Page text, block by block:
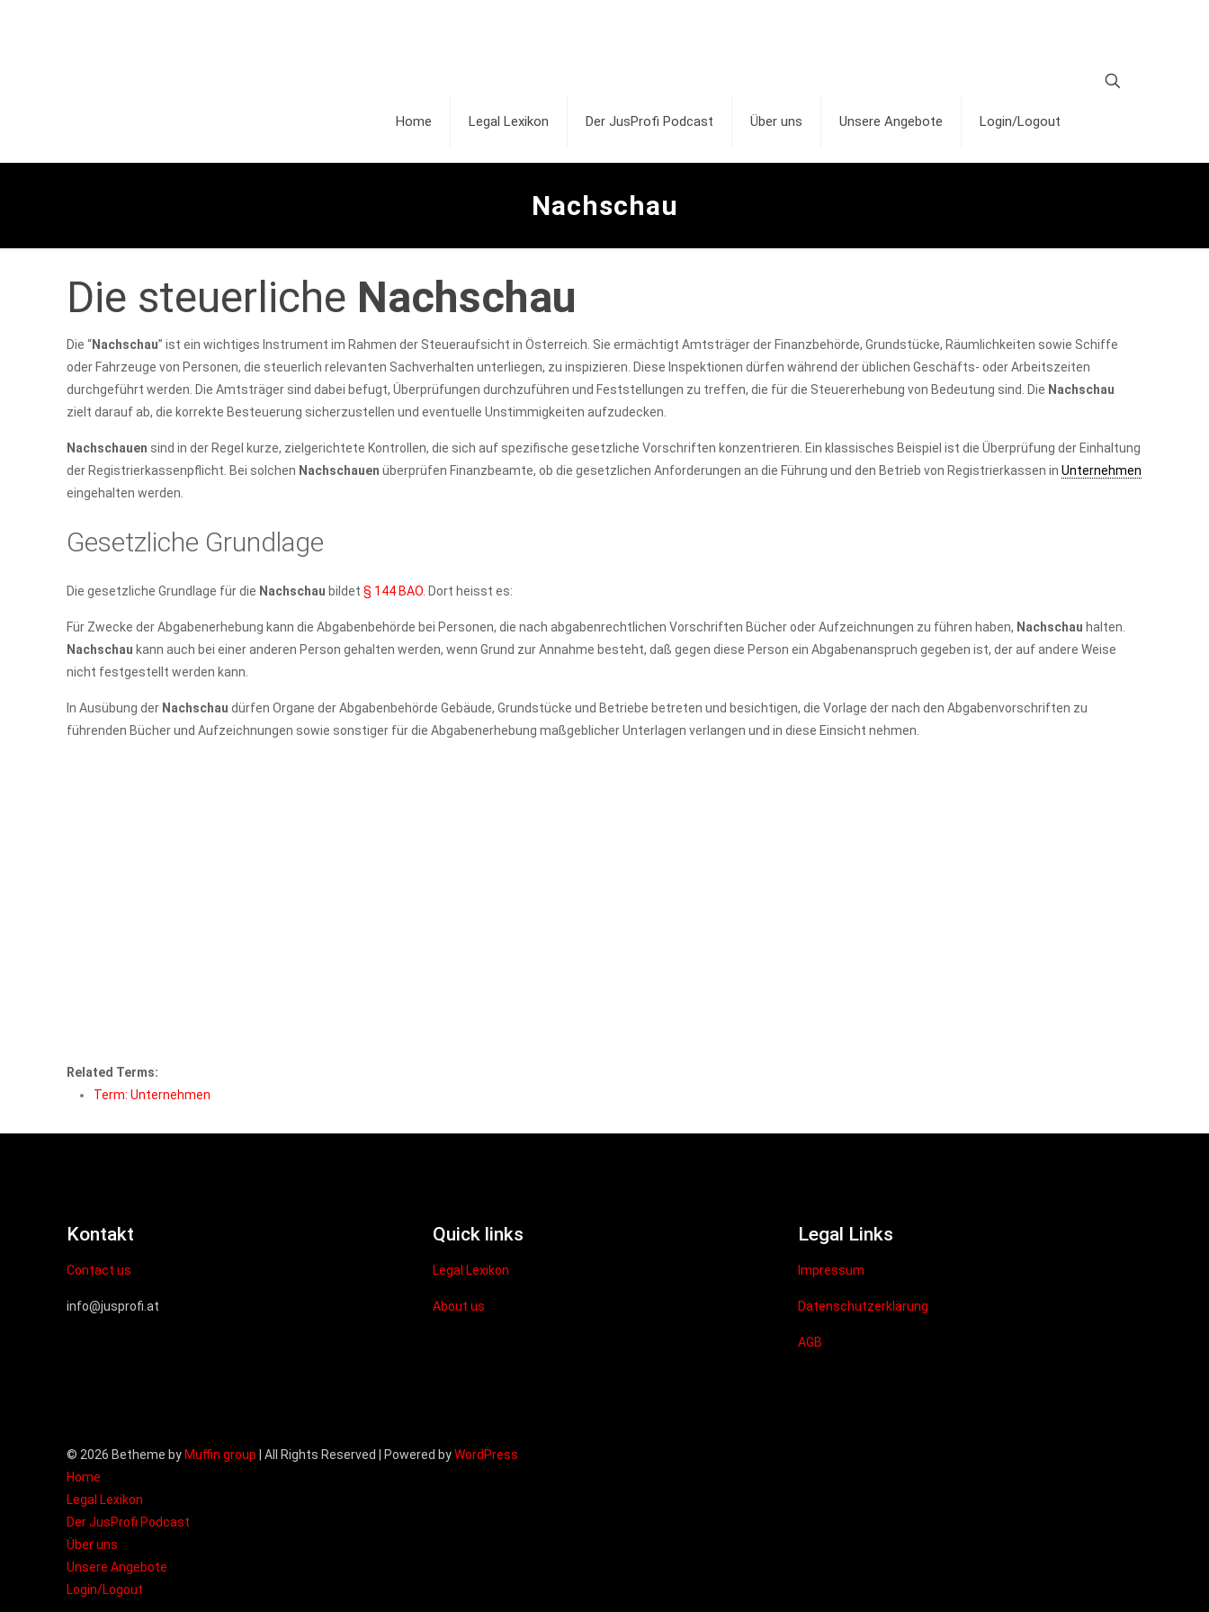
Home Legal Lexikon Der JusProfi Podcast Über uns Unsere Angebote Login/Logout
Nachschau
Die steuerliche Nachschau
Die “Nachschau” ist ein wichtiges Instrument im Rahmen der Steueraufsicht in Österreich. Sie ermächtigt Amtsträger der Finanzbehörde, Grundstücke, Räumlichkeiten sowie Schiffe
oder Fahrzeuge von Personen, die steuerlich relevanten Sachverhalten unterliegen, zu inspizieren. Diese Inspektionen dürfen während der üblichen Geschäfts- oder Arbeitszeiten
durchgeführt werden. Die Amtsträger sind dabei befugt, Überprüfungen durchzuführen und Feststellungen zu treffen, die für die Steuererhebung von Bedeutung sind. Die Nachschau
zielt darauf ab, die korrekte Besteuerung sicherzustellen und eventuelle Unstimmigkeiten aufzudecken.
Nachschauen sind in der Regel kurze, zielgerichtete Kontrollen, die sich auf spezifische gesetzliche Vorschriften konzentrieren. Ein klassisches Beispiel ist die Überprüfung der Einhaltung
der Registrierkassenpflicht. Bei solchen Nachschauenüberprüfen Finanzbeamte, ob die gesetzlichen Anforderungen an die Führung und den Betrieb von Registrierkassen inUnternehmen
eingehalten werden.
Gesetzliche Grundlage
Die gesetzliche Grundlage für die Nachschau bildet§ 144 BAO . Dort heisst es:
Für Zwecke der Abgabenerhebung kann die Abgabenbehörde bei Personen, die nach abgabenrechtlichen Vorschriften Bücher oder Aufzeichnungen zu führen haben, Nachschau halten.
Nachschau kann auch bei einer anderen Person gehalten werden, wenn Grund zur Annahme besteht, daß gegen diese Person ein Abgabenanspruch gegeben ist, der auf andere Weise
nicht festgestellt werden kann.
In Ausübung der Nachschaudürfen Organe der Abgabenbehörde Gebäude, Grundstücke und Betriebe betreten und besichtigen, die Vorlage der nach den Abgabenvorschriften zu
führenden Bücher und Aufzeichnungen sowie sonstiger für die Abgabenerhebung maßgeblicher Unterlagen verlangen und in diese Einsicht nehmen.
Related Terms:
Term: Unternehmen
Kontakt
Contact us
info@jusprofi.at
Quick links
Legal Lexikon
About us
Legal Links
Impressum
Datenschutzerklärung
AGB
© 2026 Betheme by Muffin group | All Rights Reserved | Powered byWordPress
Home
Legal Lexikon
Der JusProfi Podcast
Über uns
Unsere Angebote
Login/Logout